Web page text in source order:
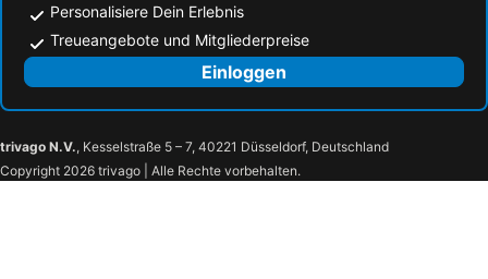
Personalisiere Dein Erlebnis
Treueangebote und Mitgliederpreise
Einloggen
trivago N.V., Kesselstraße 5 – 7, 40221 Düsseldorf, Deutschland
Copyright 2026 trivago | Alle Rechte vorbehalten.